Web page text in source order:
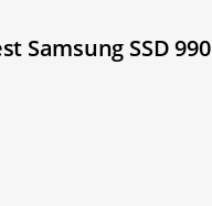
Samsung SSD 990